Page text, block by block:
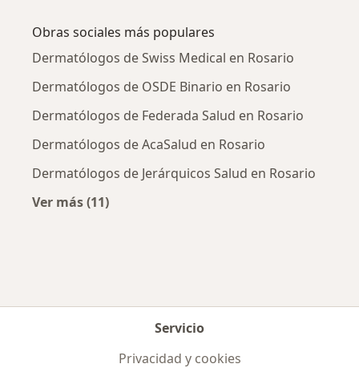
Obras sociales más populares
Dermatólogos de Swiss Medical en Rosario
Dermatólogos de OSDE Binario en Rosario
Dermatólogos de Federada Salud en Rosario
Dermatólogos de AcaSalud en Rosario
Dermatólogos de Jerárquicos Salud en Rosario
Ver más (11)
Servicio
Privacidad y cookies